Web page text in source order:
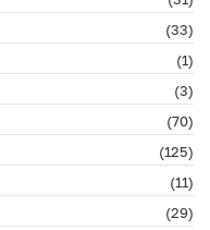
(33)
(1)
(3)
(70)
(125)
(11)
(29)